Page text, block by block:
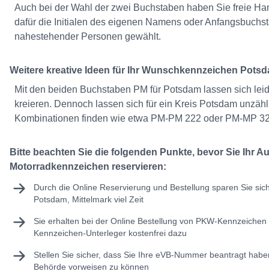
Auch bei der Wahl der zwei Buchstaben haben Sie freie
dafür die Initialen des eigenen Namens oder
nahestehender Personen gewählt.
Weitere kreative Ideen für Ihr Wunschkennzeichen
Mit den beiden Buchstaben PM für Potsdam lassen sich
kreieren. Dennoch lassen sich für ein Kreis Potsdam
Kombinationen finden wie etwa PM-PM 222 oder PM-MP
Bitte beachten Sie die folgenden Punkte, bevor Sie Ihr
Motorradkennzeichen reservieren:
Durch die Online Reservierung und Bestellung sparen Sie
Potsdam, Mittelmark viel Zeit
Sie erhalten bei der Online Bestellung von PKW-
Kennzeichen-Unterleger kostenfrei dazu
Stellen Sie sicher, dass Sie Ihre eVB-Nummer beantragt
Behörde vorweisen zu können